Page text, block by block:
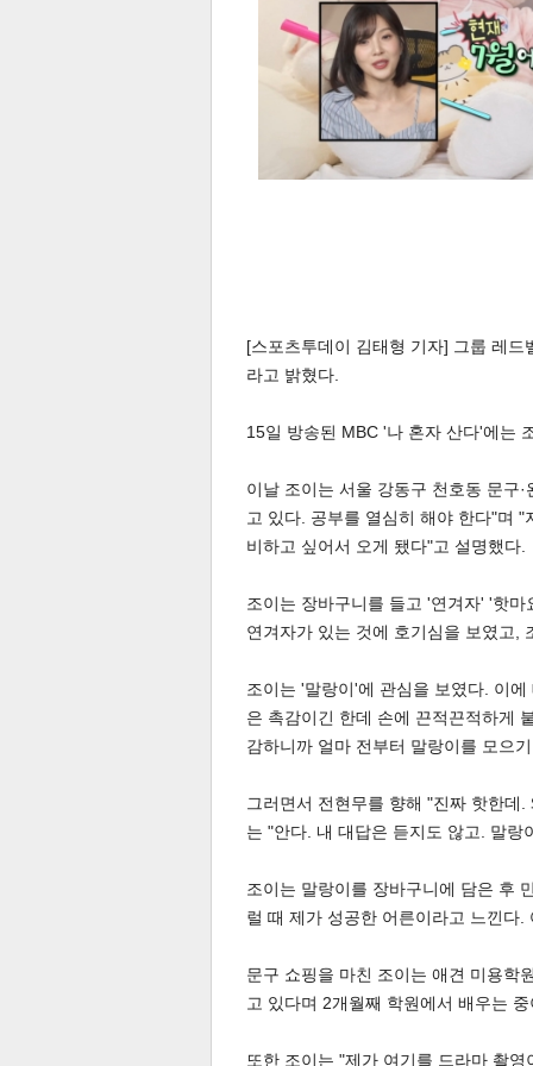
[스포츠투데이 김태형 기자] 그룹 레
라고 밝혔다.
15일 방송된 MBC '나 혼자 산다'에는
이날 조이는 서울 강동구 천호동 문구
고 있다. 공부를 열심히 해야 한다"며
비하고 싶어서 오게 됐다"고 설명했다.
조이는 장바구니를 들고 '연겨자' '핫
연겨자가 있는 것에 호기심을 보였고,
조이는 '말랑이'에 관심을 보였다. 이
은 촉감이긴 한데 손에 끈적끈적하게
감하니까 얼마 전부터 말랑이를 모으
그러면서 전현무를 향해 "진짜 핫한데
는 "안다. 내 대답은 듣지도 않고. 말
조이는 말랑이를 장바구니에 담은 후
럴 때 제가 성공한 어른이라고 느낀다
문구 쇼핑을 마친 조이는 애견 미용학
고 있다며 2개월째 학원에서 배우는
또한 조이는 "제가 여기를 드라마 촬